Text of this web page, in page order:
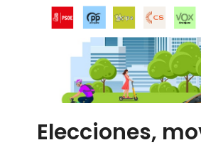
Elecciones,